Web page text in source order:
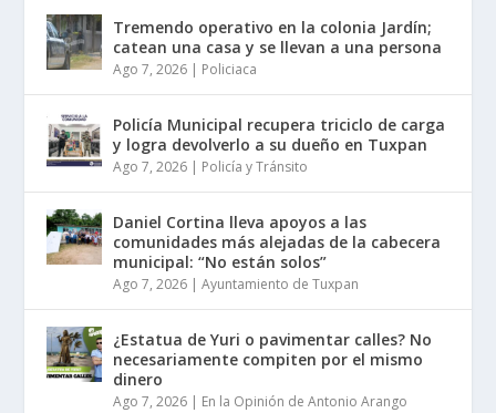
Tremendo operativo en la colonia Jardín;
catean una casa y se llevan a una persona
Ago 7, 2026 | Policiaca
Policía Municipal recupera triciclo de carga
y logra devolverlo a su dueño en Tuxpan
Ago 7, 2026 | Policía y Tránsito
Daniel Cortina lleva apoyos a las
comunidades más alejadas de la cabecera
municipal: “No están solos”
Ago 7, 2026 |Ayuntamiento de Tuxpan
¿Estatua de Yuri o pavimentar calles? No
necesariamente compiten por el mismo
dinero
Ago 7, 2026 | En la Opinión de Antonio Arango